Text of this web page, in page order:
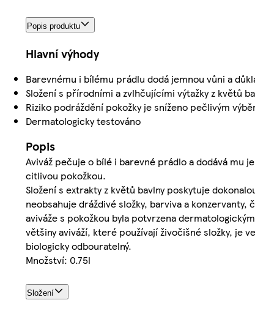
Popis produktu
Hlavní výhody
Barevnému i bílému prádlu dodá jemnou vůni a
Složení s přírodními a zvlhčujícími výtažky z květů
Riziko podráždění pokožky je sníženo pečlivým
Dermatologicky testováno
Popis
Aviváž pečuje o bílé i barevné prádlo a dodává mu
citlivou pokožkou.
Složení s extrakty z květů bavlny poskytuje
neobsahuje dráždivé složky, barviva a
aviváže s pokožkou byla potvrzena
většiny aviváží, které používají živočišné složky, je
biologicky odbouratelný.
Množství: 0.75l
Složení